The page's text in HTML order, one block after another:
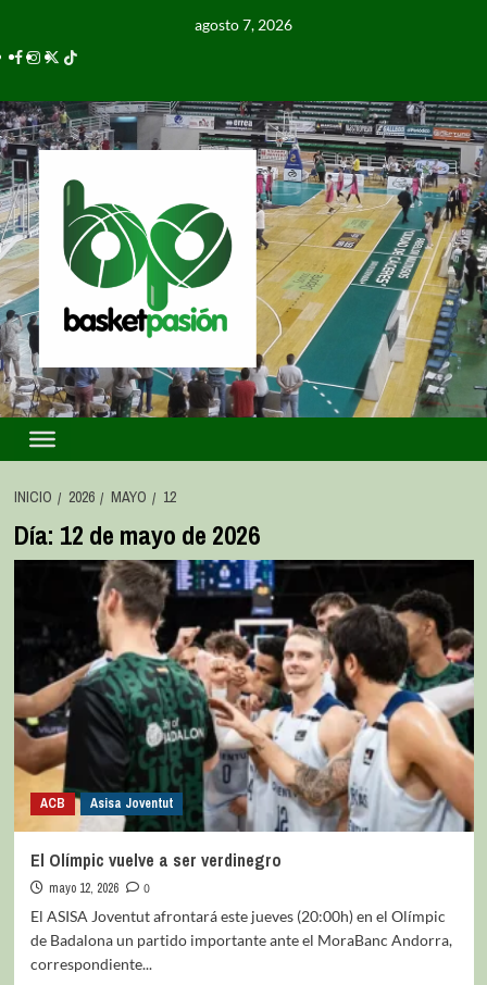
agosto 7, 2026
INICIO 2026 MAYO 12
Día: 12 de mayo de 2026
ACB Asisa Joventut
El Olímpic vuelve a ser verdinegro
mayo 12, 2026
0
El ASISA Joventut afrontará este jueves (20:00h) en el Olímpic
de Badalona un partido importante ante el MoraBanc Andorra,
correspondiente...